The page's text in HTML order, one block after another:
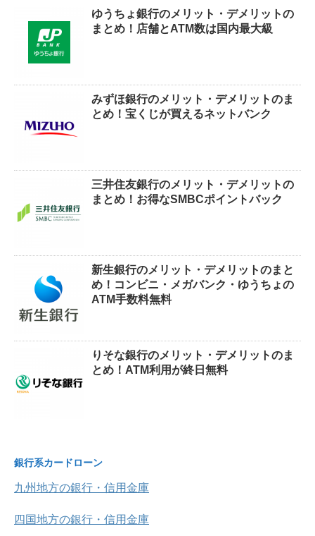
ゆうちょ銀行のメリット・デメリットの
まとめ！店舗とATM数は国内最大級
みずほ銀行のメリット・デメリットのま
とめ！宝くじが買えるネットバンク
三井住友銀行のメリット・デメリットの
まとめ！お得なSMBCポイントバック
新生銀行のメリット・デメリットのまと
め！コンビニ・メガバンク・ゆうちょの
ATM手数料無料
りそな銀行のメリット・デメリットのま
とめ！ATM利用が終日無料
銀行系カードローン
九州地方の銀行・信用金庫
四国地方の銀行・信用金庫